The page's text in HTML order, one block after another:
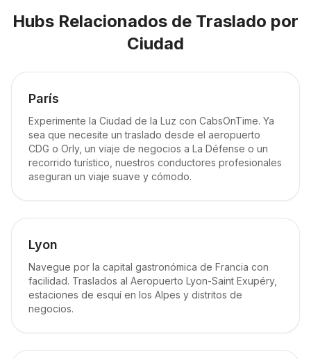
Hubs Relacionados de Traslado por
Ciudad
París
Experimente la Ciudad de la Luz con CabsOnTime. Ya
sea que necesite un traslado desde el aeropuerto
CDG o Orly, un viaje de negocios a La Défense o un
recorrido turístico, nuestros conductores profesionales
aseguran un viaje suave y cómodo.
Lyon
Navegue por la capital gastronómica de Francia con
facilidad. Traslados al Aeropuerto Lyon-Saint Exupéry,
estaciones de esquí en los Alpes y distritos de
negocios.